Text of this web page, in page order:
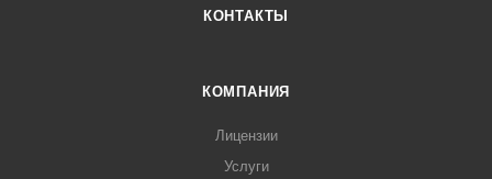
КОНТАКТЫ
КОМПАНИЯ
Лицензии
Услуги